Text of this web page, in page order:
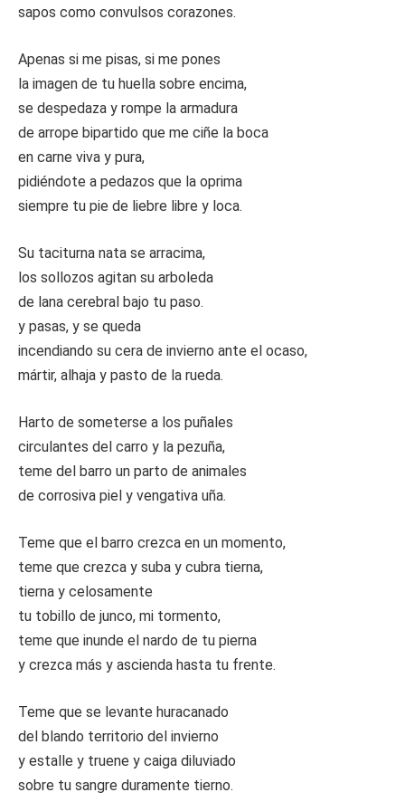
sapos como convulsos corazones.
Apenas si me pisas, si me pones
la imagen de tu huella sobre encima,
se despedaza y rompe la armadura
de arrope bipartido que me ciñe la boca
en carne viva y pura,
pidiéndote a pedazos que la oprima
siempre tu pie de liebre libre y loca.
Su taciturna nata se arracima,
los sollozos agitan su arboleda
de lana cerebral bajo tu paso.
y pasas, y se queda
incendiando su cera de invierno ante el ocaso,
mártir, alhaja y pasto de la rueda.
Harto de someterse a los puñales
circulantes del carro y la pezuña,
teme del barro un parto de animales
de corrosiva piel y vengativa uña.
Teme que el barro crezca en un momento,
teme que crezca y suba y cubra tierna,
tierna y celosamente
tu tobillo de junco, mi tormento,
teme que inunde el nardo de tu pierna
y crezca más y ascienda hasta tu frente.
Teme que se levante huracanado
del blando territorio del invierno
y estalle y truene y caiga diluviado
sobre tu sangre duramente tierno.